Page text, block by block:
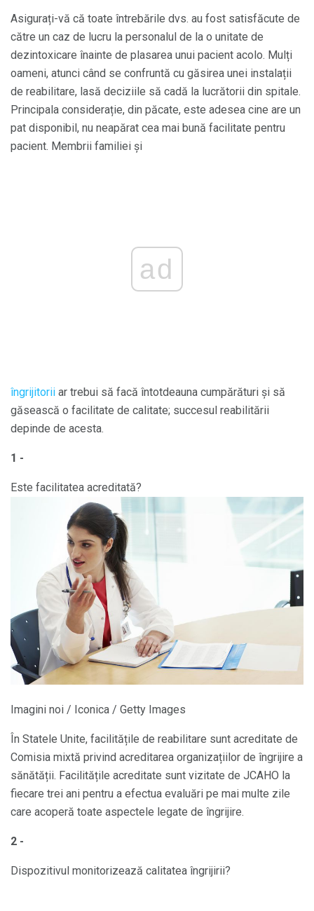
Asigurați-vă că toate întrebările dvs. au fost satisfăcute de
către un caz de lucru la personalul de la o unitate de
dezintoxicare înainte de plasarea unui pacient acolo. Mulți
oameni, atunci când se confruntă cu găsirea unei instalații
de reabilitare, lasă deciziile să cadă la lucrătorii din spitale.
Principala considerație, din păcate, este adesea cine are un
pat disponibil, nu neapărat cea mai bună facilitate pentru
pacient. Membrii familiei și
ad
îngrijitorii ar trebui să facă întotdeauna cumpărături și să
găsească o facilitate de calitate; succesul reabilitării
depinde de acesta.
1 -
Este facilitatea acreditată?
Imagini noi / Iconica / Getty Images
În Statele Unite, facilitățile de reabilitare sunt acreditate de
Comisia mixtă privind acreditarea organizațiilor de îngrijire a
sănătății. Facilitățile acreditate sunt vizitate de JCAHO la
fiecare trei ani pentru a efectua evaluări pe mai multe zile
care acoperă toate aspectele legate de îngrijire.
2 -
Dispozitivul monitorizează calitatea îngrijirii?